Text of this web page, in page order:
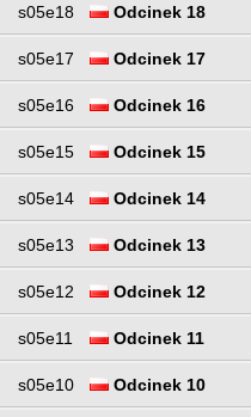
s05e18 Odcinek 18
s05e17 Odcinek 17
s05e16 Odcinek 16
s05e15 Odcinek 15
s05e14 Odcinek 14
s05e13 Odcinek 13
s05e12 Odcinek 12
s05e11 Odcinek 11
s05e10 Odcinek 10